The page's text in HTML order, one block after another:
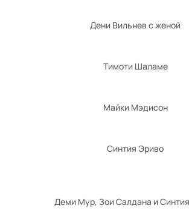
Дени Вильнев с женой
Тимоти Шаламе
Майки Мэдисон
Синтия Эриво
Деми Мур, Зои Салдана и